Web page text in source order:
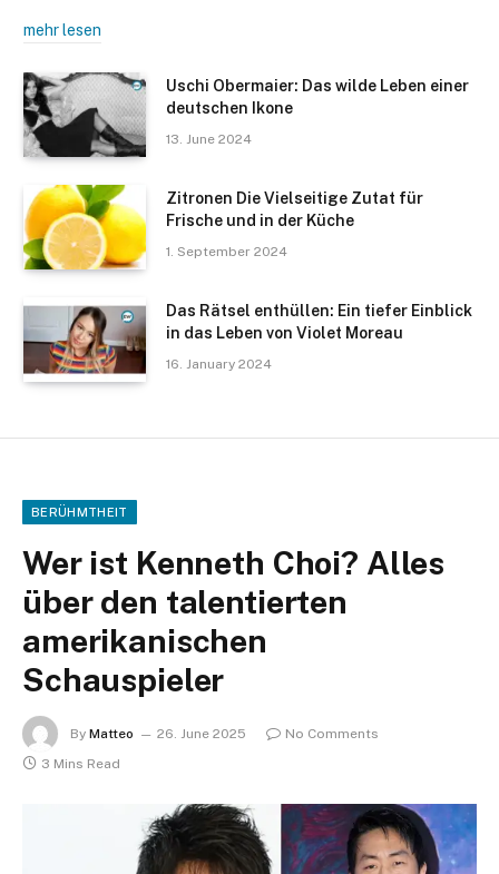
mehr lesen
Uschi Obermaier: Das wilde Leben einer
deutschen Ikone
13. June 2024
Zitronen Die Vielseitige Zutat für
Frische und in der Küche
1. September 2024
Das Rätsel enthüllen: Ein tiefer Einblick
in das Leben von Violet Moreau
16. January 2024
BERÜHMTHEIT
Wer ist Kenneth Choi? Alles
über den talentierten
amerikanischen
Schauspieler
By Matteo 26. June 2025
No Comments
3 Mins Read